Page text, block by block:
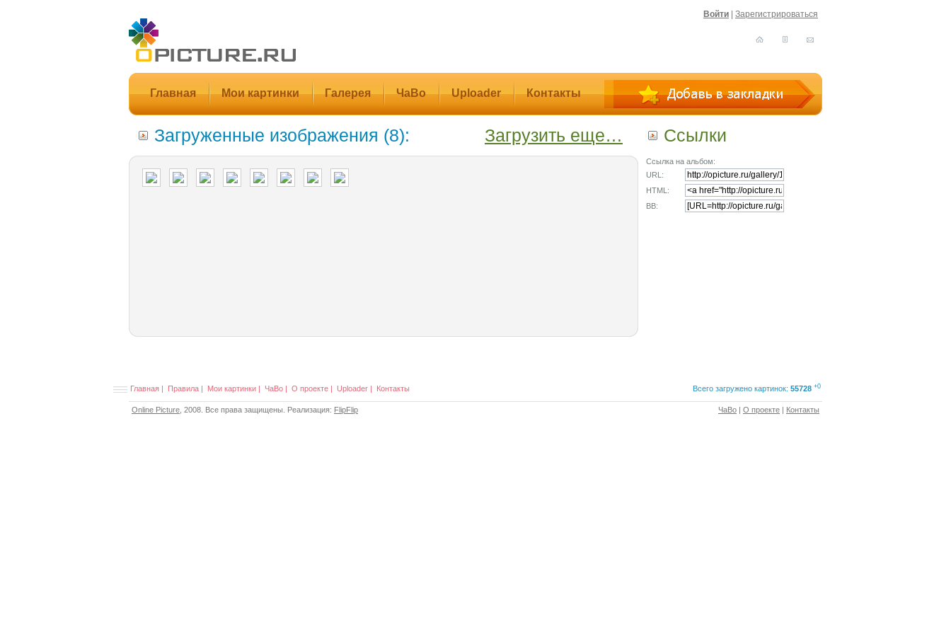
Войти Зарегистрироваться
Главная Мои картинки Галерея ЧаВо Uploader Контакты
Загрузить еще…
Загруженные изображения (8): Ссылки
Ссылка на альбом:
URL:
HTML:
BB:
Всего загружено картинок: 55728 +0
Главная | Правила | Мои картинки | ЧаВо | О проекте | Uploader | Контакты
ЧаВо | О проекте | Контакты
Online Picture , 2008. Все права защищены. Реализация: FlipFlip